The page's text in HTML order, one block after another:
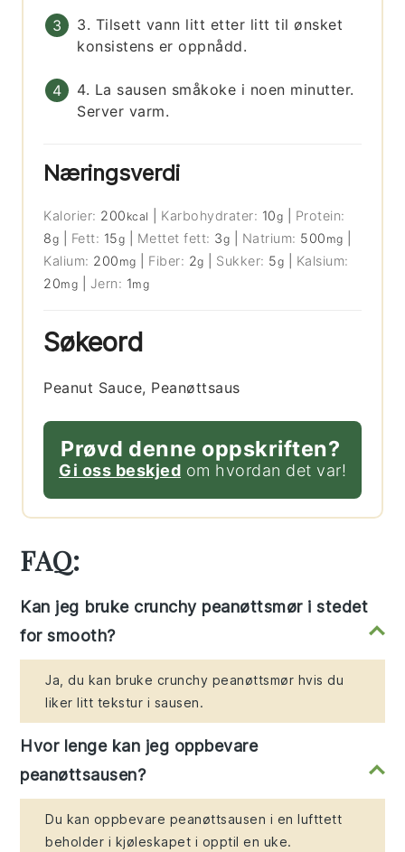
3. Tilsett vann litt etter litt til ønsket
konsistens er oppnådd.
4. La sausen småkoke i noen minutter.
Server varm.
Næringsverdi
Kalorier: 200 kcal Karbohydrater: 10g
Protein:
8g Fett: 15g Mettet fett: 3g Natrium: 500 mg
Kalium: 200 mg Fiber: 2g Sukker: 5g
Kalsium:
20mg Jern: 1mg
Søkeord
Peanut Sauce, Peanøttsaus
Prøvd denne oppskriften?
Gi oss beskjed om hvordan det var!
FAQ:
Kan jeg bruke crunchy peanøttsmør i stedet
for smooth?
Ja, du kan bruke crunchy peanøttsmør hvis du
liker litt tekstur i sausen.
Hvor lenge kan jeg oppbevare
peanøttsausen?
Du kan oppbevare peanøttsausen i en lufttett
beholder i kjøleskapet i opptil en uke.